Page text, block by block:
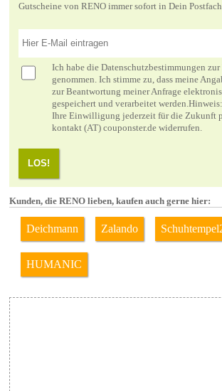
Gutscheine von RENO immer sofort in Dein
Ich habe die Datenschutzbestimmungen zur
genommen. Ich stimme zu, dass meine
zur Beantwortung meiner Anfrage
gespeichert und verarbeitet
Ihre Einwilligung jederzeit für die Zukunft
kontakt (AT) couponster.de widerrufen.
LOS!
Kunden, die RENO lieben, kaufen auch gerne hier:
Deichmann Zalando
HUMANIC